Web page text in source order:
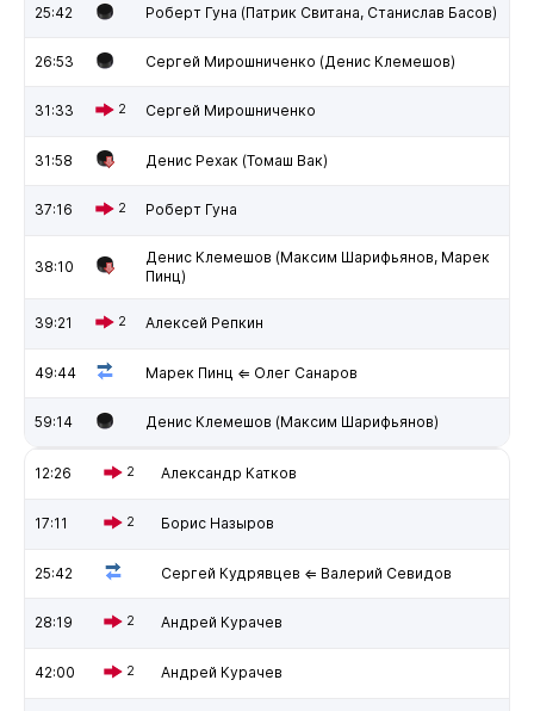
25:42 Роберт Гуна (Патрик Свитана, Станислав Басов)
26:53 Сергей Мирошниченко (Денис Клемешов)
31:33 2 Сергей Мирошниченко
31:58 Денис Рехак (Томаш Вак)
37:16 2 Роберт Гуна
38:10
Денис Клемешов (Максим Шарифьянов, Марек
Пинц)
39:21 2 Алексей Репкин
49:44 Марек Пинц ⇐ Олег Санаров
59:14 Денис Клемешов (Максим Шарифьянов)
12:26 2 Александр Катков
17:11 2 Борис Назыров
25:42 Сергей Кудрявцев ⇐ Валерий Севидов
28:19 2 Андрей Курачев
42:00 2 Андрей Курачев